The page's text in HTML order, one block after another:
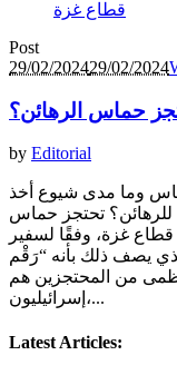
Post
29/02/202429/02/2024
حماس الرهائن؟
by Editorial
وما مدى شيوع أخذ
للرهائن؟ تحتجز حماس
في قطاع غزة، وفقًا لسفير
يصف ذلك بأنه “رَقْم
من المحتجزين هم
إسرائيليون،...
Latest Articles: